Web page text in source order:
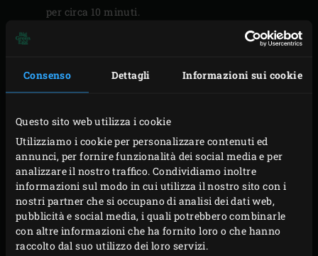
Consenso Dettagli Informazioni sui cookie
Questo sito web utilizza i cookie
Utilizziamo i cookie per personalizzare contenuti ed
annunci, per fornire funzionalità dei social media e per
analizzare il nostro traffico. Condividiamo inoltre
informazioni sul modo in cui utilizza il nostro sito con i
nostri partner che si occupano di analisi dei dati web,
pubblicità e social media, i quali potrebbero combinarle
con altre informazioni che ha fornito loro o che hanno
raccolto dal suo utilizzo dei loro servizi.
per circa 10 minuti.
Formare una piccola fossa nell’impasto, versare
l’impasto per altri 10 minuti circa, finché la pasta
non sarà morbida e non si sentirà più il sale mentre
pellicola trasparente. Lasciare riposare l’impasto
per 10-15 minuti. In questo modo l’impasto ha il
tempo di sviluppare il glutine, ottenendo una pasta
morbida ed elastica.
Rimettere l’impasto sul piano di lavoro e lavorarlo
per 3-4 minuti, finché non sarà liscio ed elastico e